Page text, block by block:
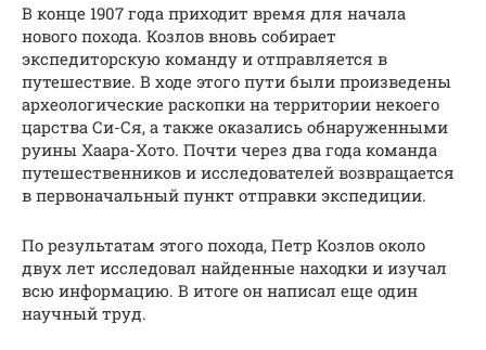
В конце 1907 года приходит время для начала
нового похода. Козлов вновь собирает
экспедиторскую команду и отправляется в
путешествие. В ходе этого пути были произведены
археологические раскопки на территории некоего
царства Си-Ся, а также оказались обнаруженными
руины Хаара-Хото. Почти через два года команда
путешественников и исследователей возвращается
в первоначальный пункт отправки экспедиции.
По результатам этого похода, Петр Козлов около
двух лет исследовал найденные находки и изучал
всю информацию. В итоге он написал еще один
научный труд.